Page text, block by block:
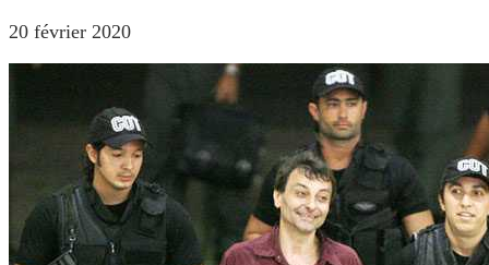
20 février 2020